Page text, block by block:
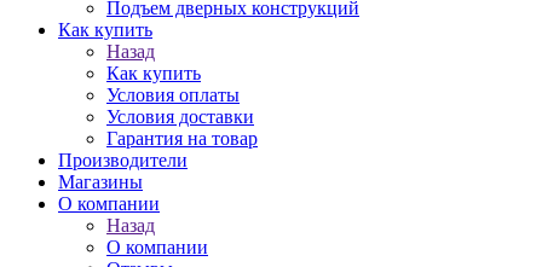
Подъем дверных конструкций
Как купить
Назад
Как купить
Условия оплаты
Условия доставки
Гарантия на товар
Производители
Магазины
О компании
Назад
О компании